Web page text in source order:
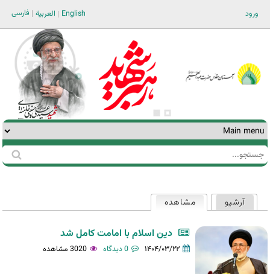
ورود فارسی العربية English
فرم
جستجو
اولیه
آرشیو مشاهده
دین اسلام با امامت کامل شد
۱۴۰۴/۰۳/۲۲ 0 دیدگاه 3020 مشاهده